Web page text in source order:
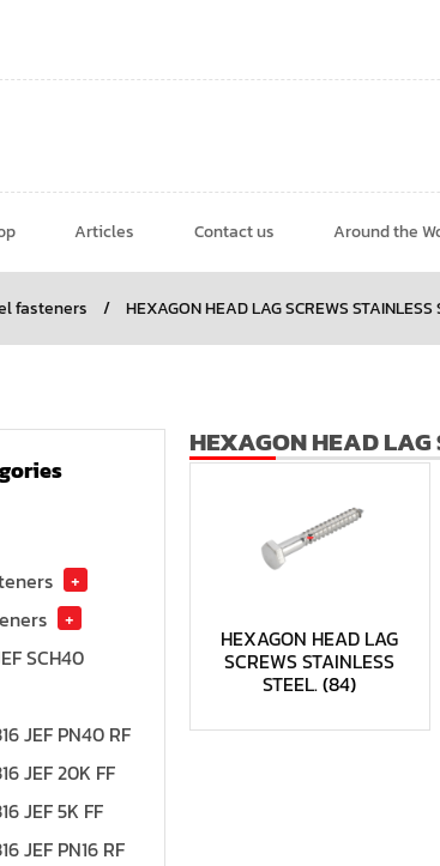
Articles Contact us Around the
fasteners / HEXAGON HEAD LAG SCREWS STAINLESS
+
+
SCH40
JEF PN40 RF
JEF 20K FF
JEF 5K FF
JEF PN16 RF
HEXAGON HEAD LAG
HEXAGON HEAD LAG
SCREWS STAINLESS
STEEL.(84)